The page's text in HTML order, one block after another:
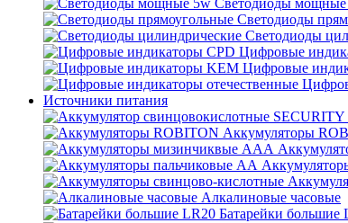
Светодиоды
Светодиоды
Цифровые
Цифровые
Источники питания
Аккумуляторы
Алкалиновые часовые
Батарейки большие